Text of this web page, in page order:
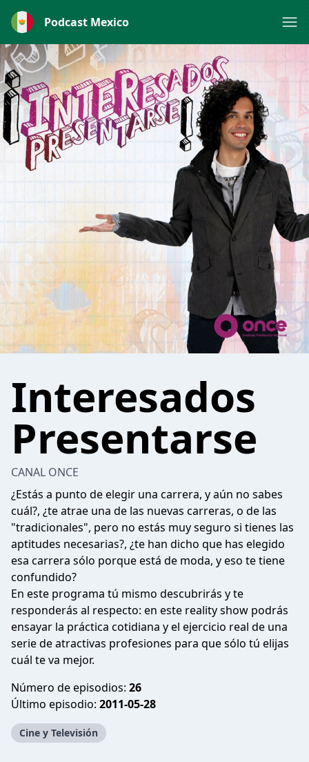
Podcast Mexico
Interesados
Presentarse
CANAL ONCE
¿Estás a punto de elegir una carrera, y aún no sabes
cuál?, ¿te atrae una de las nuevas carreras, o de las
"tradicionales", pero no estás muy seguro si tienes las
aptitudes necesarias?, ¿te han dicho que has elegido
esa carrera sólo porque está de moda, y eso te tiene
confundido?
En este programa tú mismo descubrirás y te
responderás al respecto: en este reality show podrás
ensayar la práctica cotidiana y el ejercicio real de una
serie de atractivas profesiones para que sólo tú elijas
cuál te va mejor.
Número de episodios: 26
Último episodio: 2011-05-28
Cine y Televisión